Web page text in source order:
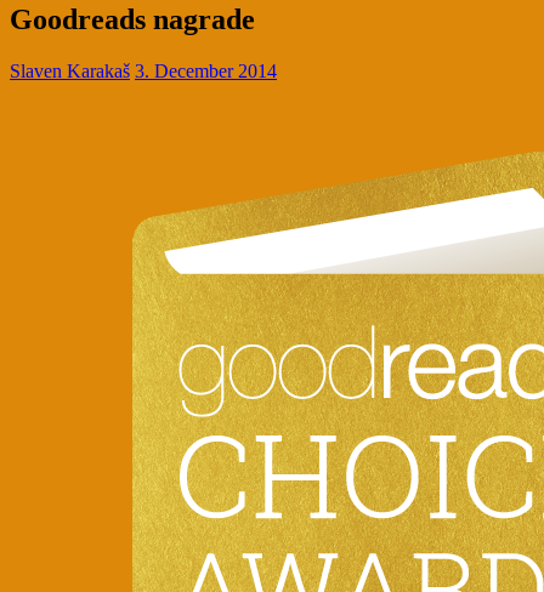
Goodreads nagrade
Slaven Karakaš 3. December 2014